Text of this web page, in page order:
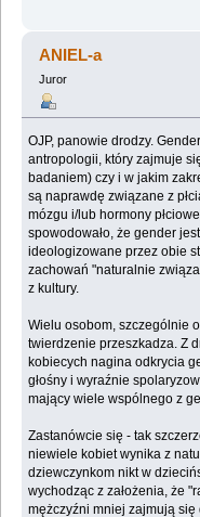
ANIEL-a
Juror
OJP, panowie drodzy.
antropologii, który zajmuje
badaniem) czy i w jakim
są naprawdę związane z
mózgu i/lub hormony
spowodowało, że gender
ideologizowane przez obie
zachowań "naturalnie
z kultury.
Wielu osobom, szczególnie
twierdzenie przeszkadza. Z
kobiecych nagina odkrycia
głośny i wyraźnie
mający wiele wspólnego z
Zastanówcie się - tak
niewiele kobiet wynika z
dziewczynkom nikt w
wychodząc z założenia, że
mężczyźni mniej zajmują